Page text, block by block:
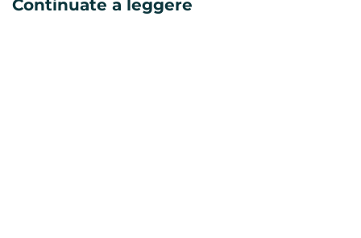
Continuate a leggere